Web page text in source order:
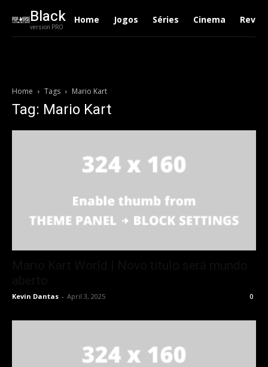
Black
version PRO
Home Jogos Séries Cinema
Home Tags Mario Kart
Tag: Mario Kart
Kevin Dantas - April 3, 2025 0